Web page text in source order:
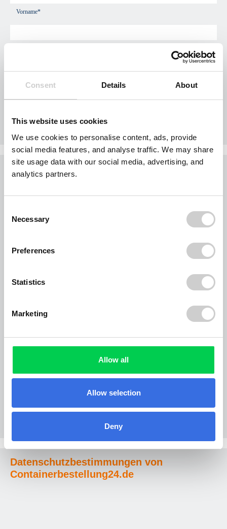
Consent Details About
This website uses cookies
We use cookies to personalise content, ads, provide
social media features, and analyse traffic. We may share
site usage data with our social media, advertising, and
analytics partners.
Selection
Necessary
Preferences
Statistics
Marketing
Allow all
Allow selection
Deny
Vorname*
Firmenname
Telefon*
Bitte teilen Sie uns mit, wo der Container
aufgestellt werden soll
Straße, Hausnummer*
PLZ*
Datenschutzbestimmungen von
Containerbestellung24.de